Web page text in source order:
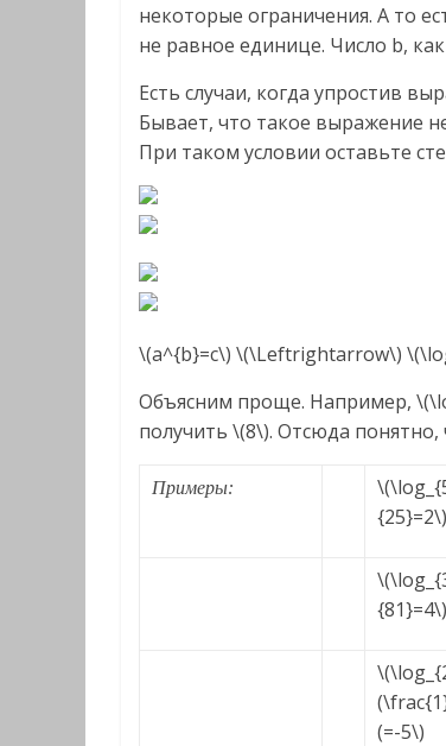
некоторые ограничения. А то
не равное единице. Число b,
Есть случаи, когда упростив
Бывает, что такое выражение
При таком условии оставьте
\(a^{b}=c\) \(\Leftrightarrow\)
Объясним проще. Например,
получить \(8\). Отсюда понятно,
Примеры:
{25}=2\)
{81}=4\)
(=-5\)